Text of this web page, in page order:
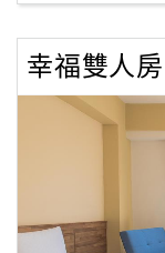
客
服
聯
線
幸福雙人房